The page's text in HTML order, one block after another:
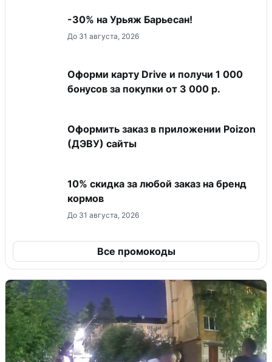
-30% на Урьяж Барьесан!
До 31 августа, 2026
Оформи карту Drive и получи 1 000
бонусов за покупки от 3 000 р.
Оформить заказ в приложении Poizon
(ДЭВУ) сайты
10% скидка за любой заказ на бренд
кормов
До 31 августа, 2026
Все промокоды